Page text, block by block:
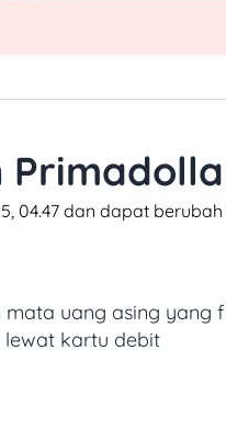
04.47 dan dapat
uang asing yang
lewat kartu debit